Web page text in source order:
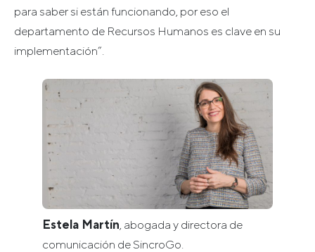
para saber si están funcionando, por eso el
departamento de Recursos Humanos es clave en su
implementación”.
Estela Martín , abogada y directora de
comunicación de SincroGo.